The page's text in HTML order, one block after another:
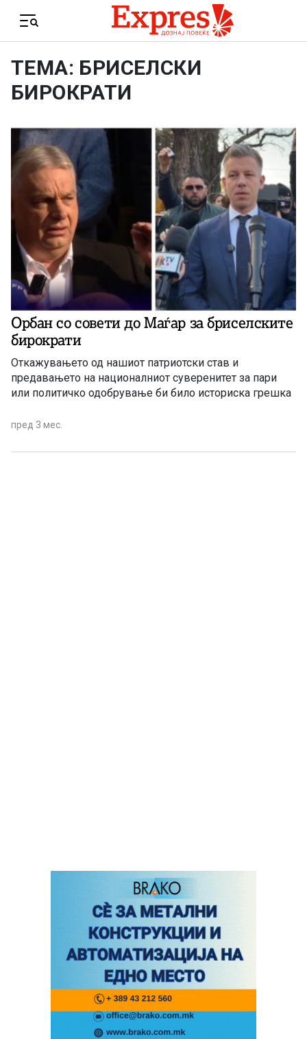
Menu
ТЕМА: БРИСЕЛСКИ
БИРОКРАТИ
Орбан со совети до Маѓар за бриселските
бирократи
Откажувањето од нашиот патриотски став и
предавањето на националниот суверенитет за пари
или политичко одобрување би било историска грешка
пред 3 мес.